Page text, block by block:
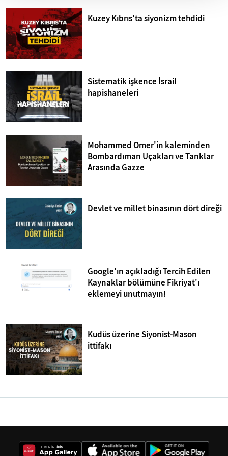
Kuzey Kıbrıs'ta siyonizm tehdidi
Sistematik işkence İsrail
hapishaneleri
Mohammed Omer'in kaleminden
Bombardıman Uçakları ve Tanklar
Arasında Gazze
Devlet ve millet binasının dört direği
Google'ın açıkladığı Tercih Edilen
Kaynaklar bölümüne Fikriyat'ı
eklemeyi unutmayın!
Kudüs üzerine Siyonist-Mason
ittifakı